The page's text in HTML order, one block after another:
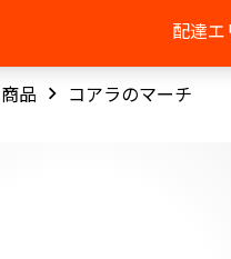
配達エ
商品 コアラのマーチ